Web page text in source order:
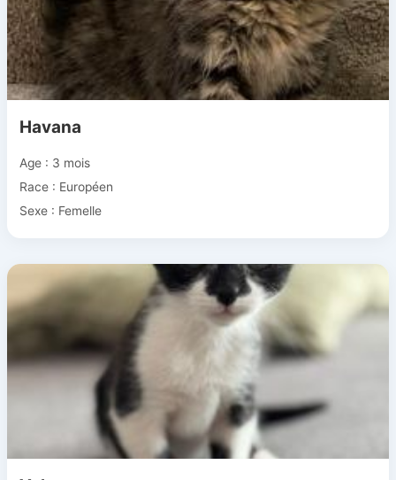
Havana
Age : 3 mois
Race : Européen
Sexe : Femelle